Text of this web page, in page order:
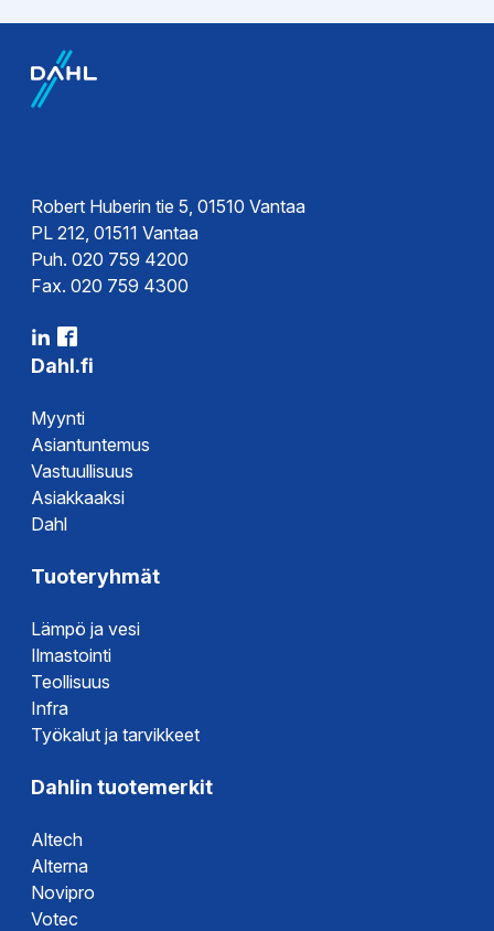
EPD-
ympäristöseloste
Robert Huberin tie 5, 01510 Vantaa
PL 212, 01511 Vantaa
Puh. 020 759 4200
Fax. 020 759 4300
Dahl.fi
Myynti
Asiantuntemus
Vastuullisuus
Asiakkaaksi
Dahl
Tuoteryhmät
Lämpö ja vesi
Ilmastointi
Teollisuus
Infra
Työkalut ja tarvikkeet
Dahlin tuotemerkit
Altech
Alterna
Novipro
Votec